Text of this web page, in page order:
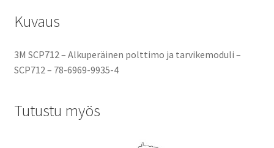
Kuvaus
3M SCP712 – Alkuperäinen polttimo ja tarvikemoduli –
SCP712 – 78-6969-9935-4
Tutustu myös